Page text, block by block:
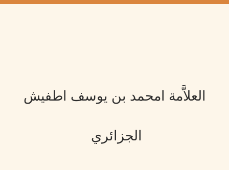
العلاَّمة امحمد بن يوسف اطفيش
الجزائري